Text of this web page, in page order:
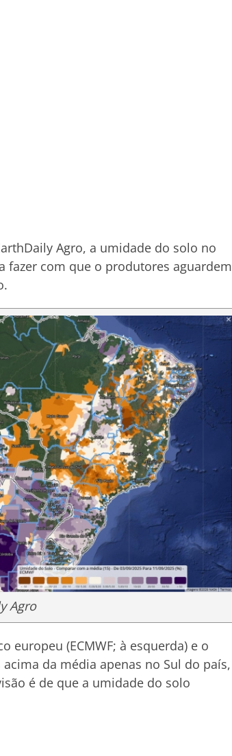
Agro, a umidade do solo no
fazer com que o produtores aguardem
Agro
(ECMWF; à esquerda) e o
da média apenas no Sul do país,
é de que a umidade do solo